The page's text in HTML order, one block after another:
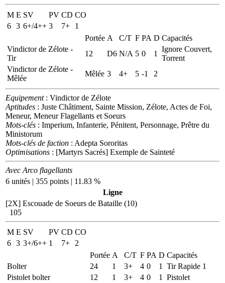
M E SV PV CD CO
6 3 6+/4++ 3 7+
1
Portée A C/T F PA D Capacités
Vindictor de Zélote -
Tir
12 D6 N/A 5 0 1
Ignore Couvert,
Torrent
Vindictor de Zélote -
Mêlée
Mêlée 3 4+ 5 -1 2
Equipement: Vindictor de Zélote
Aptitudes : Juste Châtiment, Sainte Mission, Zélote, Actes de Foi,
Meneur, Meneur Flagellants et Soeurs
Mots-clés : Imperium, Infanterie, Pénitent, Personnage, Prêtre du
Ministorum
Mots-clés de faction : Adepta Sororitas
Optimisations : [Martyrs Sacrés] Exemple de Sainteté
Avec Arco flagellants
6 unités | 355 points | 11.83 %
Ligne
[2X] Escouade de Soeurs de Bataille (10)
105
M E SV PV CD CO
6 3 3+/6++ 1 7+
2
Portée A C/T F PA D Capacités
Bolter
24 1 3+ 4 0 1
Tir Rapide 1
Pistolet bolter
12 1 3+ 4 0 1
Pistolet